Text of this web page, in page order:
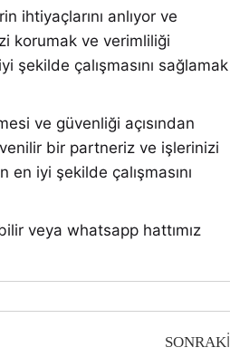
ihtiyaçlarını anlıyor ve
korumak ve verimliliği
şekilde çalışmasını sağlamak
ve güvenliği açısından
bir partneriz ve işlerinizi
iyi şekilde çalışmasını
veya whatsapp hattımız
SONRAKI